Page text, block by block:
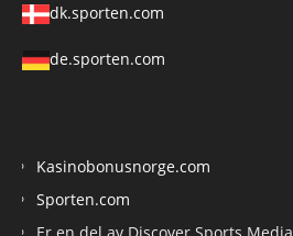
dk.sporten.com
de.sporten.com
Kasinobonusnorge.com
Sporten.com
Er en del av Discover Sports Media